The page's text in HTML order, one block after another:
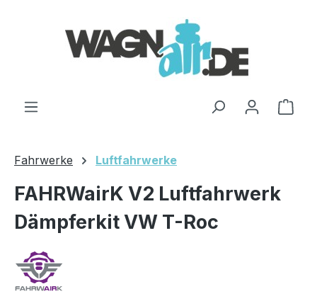
Fahrwerke Luftfahrwerke
FAHRWairK V2 Luftfahrwerk
Dämpferkit VW T-Roc